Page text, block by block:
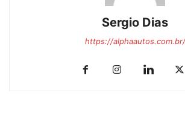
Sergio Dias
https://alphaautos.com.br/